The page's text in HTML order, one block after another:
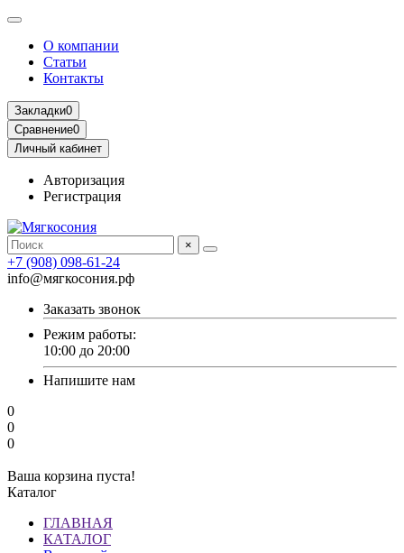
О компании
Статьи
Контакты
Закладки0
Сравнение0
Личный кабинет
Авторизация
Регистрация
×
+7 (908) 098-61-24
info@мягкосония.рф
Заказать звонок
Режим работы:
10:00 до 20:00
Напишите нам
0
0
0
Ваша корзина пуста!
Каталог
ГЛАВНАЯ
КАТАЛОГ